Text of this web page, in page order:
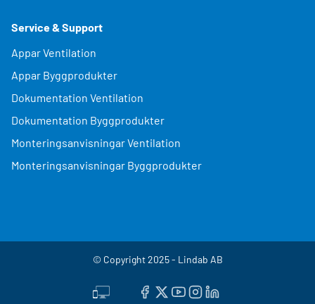
Service & Support
Appar Ventilation
Appar Byggprodukter
Dokumentation Ventilation
Dokumentation Byggprodukter
Monteringsanvisningar Ventilation
Monteringsanvisningar Byggprodukter
© Copyright 2025 - Lindab AB